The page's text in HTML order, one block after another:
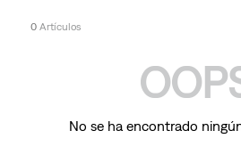
0
No se ha encontrado